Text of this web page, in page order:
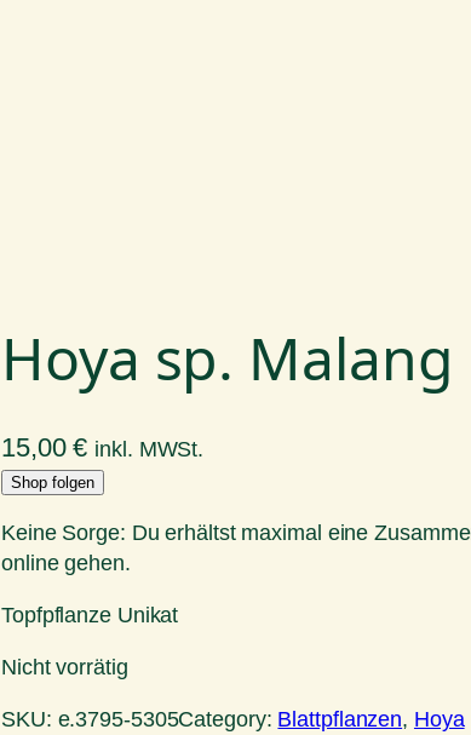
Hoya sp. Malang
15,00€ inkl. MWSt.
Shop folgen
Keine Sorge: Du erhältst maximal eine
online gehen.
Topfpflanze Unikat
Nicht vorrätig
SKU: e.3795-5305Category: Blattpflanzen, Hoya